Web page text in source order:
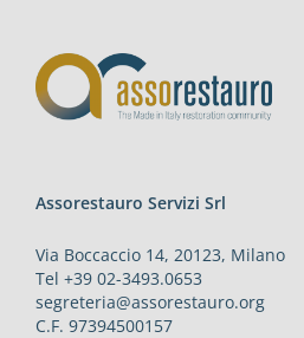
Assorestauro Servizi Srl
Via Boccaccio 14, 20123, Milano
Tel +39 02-3493.0653
segreteria@assorestauro.org
C.F. 97394500157